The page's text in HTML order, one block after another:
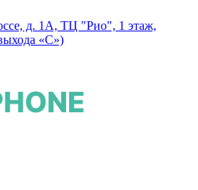
д. 1А, ТЦ "Рио", 1 этаж,
«С»)